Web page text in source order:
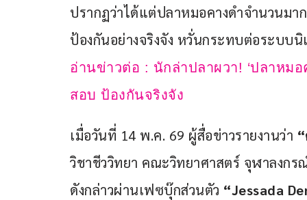
ปรากฏว่าได้แต่ปลาหมอคางดำจำนวนมา
ป้องกันอย่างจริงจัง หวั่นกระทบต่อระบบ
อ่านข่าวต่อ : นักล่าปลาผวา! ‘ปลาหม
สอบ ป้องกันจริงจัง
เมื่อวันที่ 14 พ.ค. 69 ผู้สื่อข่าวรายงานว่า
วิชาชีววิทยา คณะวิทยาศาสตร์ จุฬาลงก
ดังกล่าวผ่านเฟซบุ๊กส่วนตัว “Jessada